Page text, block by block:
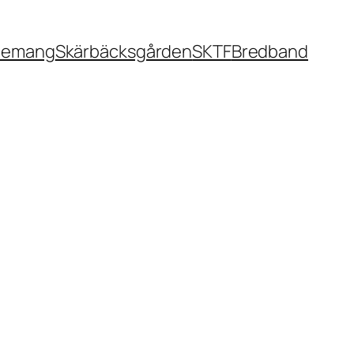
SkärbäcksgårdenSKTFBredband